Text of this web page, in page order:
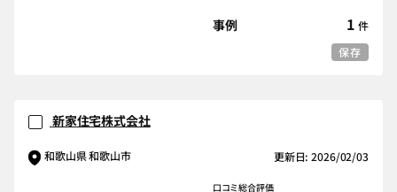
事例 1 件
保存
新家住宅株式会社
和歌山県 和歌山市 更新日: 2026/02/03
口コミ総合評価